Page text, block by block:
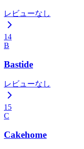
レビューなし
14
B
Bastide
レビューなし
15
C
Cakehome